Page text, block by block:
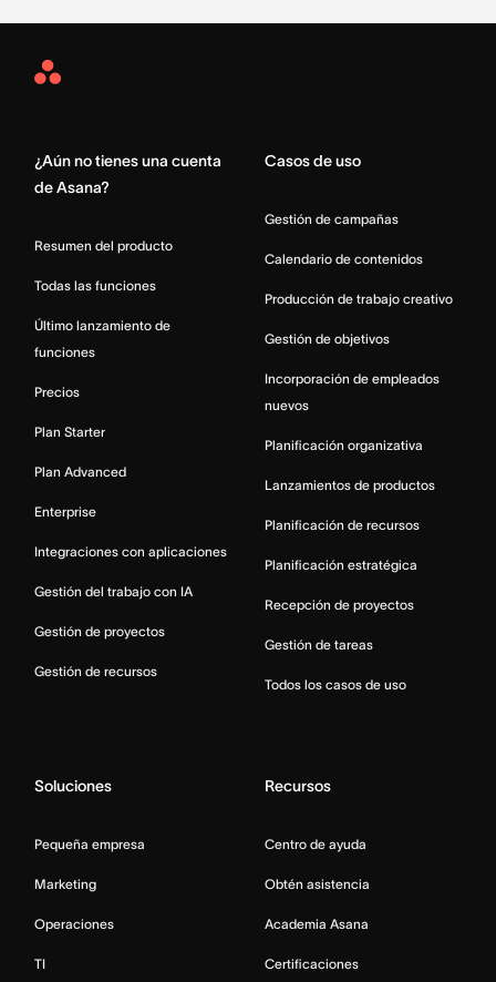
Asana
¿Aún no tienes una cuenta
de Asana?
Resumen del producto
Todas las funciones
Último lanzamiento de
funciones
Precios
Plan Starter
Plan Advanced
Enterprise
Integraciones con aplicaciones
Gestión del trabajo con IA
Gestión de proyectos
Gestión de recursos
Casos de uso
Gestión de campañas
Calendario de contenidos
Producción de trabajo creativo
Gestión de objetivos
Incorporación de empleados
nuevos
Planificación organizativa
Lanzamientos de productos
Planificación de recursos
Planificación estratégica
Recepción de proyectos
Gestión de tareas
Todos los casos de uso
Soluciones
Pequeña empresa
Marketing
Operaciones
TI
Recursos
Centro de ayuda
Obtén asistencia
Academia Asana
Certificaciones